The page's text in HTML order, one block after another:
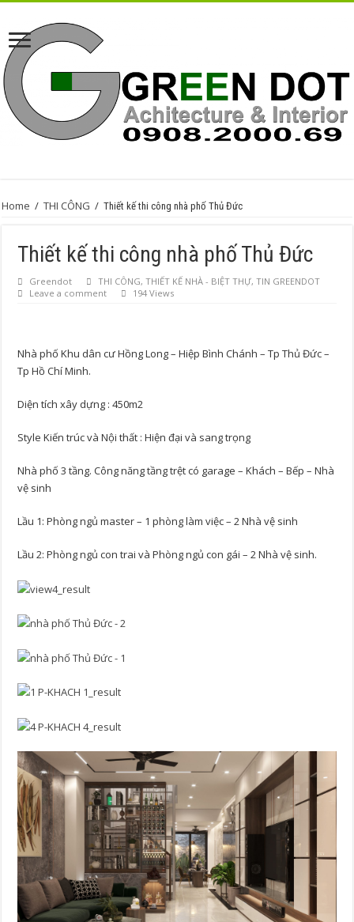
Home / THI CÔNG / Thiết kế thi công nhà phố Thủ Đức
Thiết kế thi công nhà phố Thủ Đức
Greendot THI CÔNG,THIẾT KẾ NHÀ - BIỆT THỰ,TIN GREENDOT
Leave a comment
194 Views
Nhà phố Khu dân cư Hồng Long – Hiệp Bình Chánh – Tp Thủ Đức –
Tp Hồ Chí Minh.
Diện tích xây dựng : 450m2
Style Kiến trúc và Nội thất : Hiện đại và sang trọng
Nhà phố 3 tầng. Công năng tầng trệt có garage – Khách – Bếp – Nhà
vệ sinh
Lầu 1: Phòng ngủ master – 1 phòng làm việc – 2 Nhà vệ sinh
Lầu 2: Phòng ngủ con trai và Phòng ngủ con gái – 2 Nhà vệ sinh.